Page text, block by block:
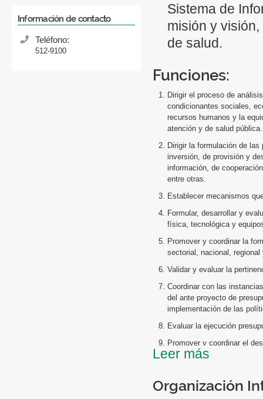
Información de contacto
Teléfono:
512-9100
Sistema de
misión y
de salud.
Funciones:
Dirigir el proceso de
condicionantes sociales,
recursos humanos y la
atención y de salud pública.
Dirigir la formulación de
inversión, de provisión y
información, de
entre otras.
Establecer mecanismos
Formular, desarrollar y
física, tecnológica y
Promover y coordinar la
sectorial, nacional,
Validar y evaluar la
Coordinar con las
del ante proyecto de
implementación de las
Evaluar la ejecución
Promover y coordinar el
programas y proyectos de
información que faciliten el
gestión, financiación de
Leer más
Organización